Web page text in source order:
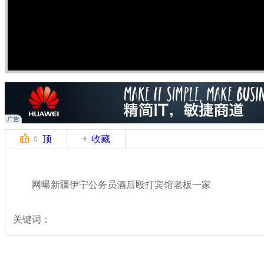
0 顶 收藏
网曝新疆伊宁公务员酒后殴打宾馆老板一家
关键词：